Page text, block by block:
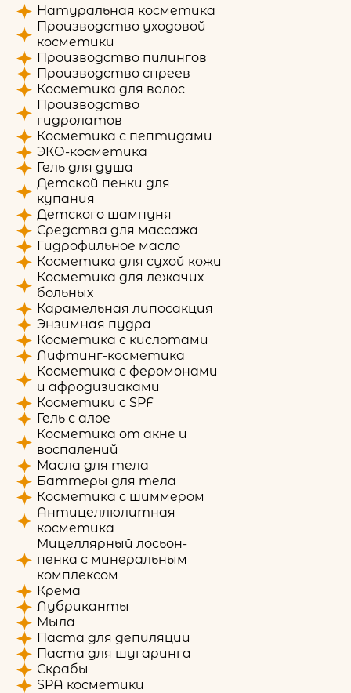
Натуральная косметика
Производство уходовой
косметики
Производство пилингов
Производство спреев
Косметика для волос
Производство
гидролатов
Косметика с пептидами
ЭКО-косметика
Гель для душа
Детской пенки для
купания
Детского шампуня
Средства для массажа
Гидрофильное масло
Косметика для сухой кожи
Косметика для лежачих
больных
Карамельная липосакция
Энзимная пудра
Косметика с кислотами
Лифтинг-косметика
Косметика с феромонами
и афродизиаками
Косметики с SPF
Гель с алое
Косметика от акне и
воспалений
Масла для тела
Баттеры для тела
Косметика с шиммером
Антицеллюлитная
косметика
Мицеллярный лосьон-
пенка с минеральным
комплексом
Крема
Лубриканты
Мыла
Паста для депиляции
Паста для шугаринга
Скрабы
SPA косметики